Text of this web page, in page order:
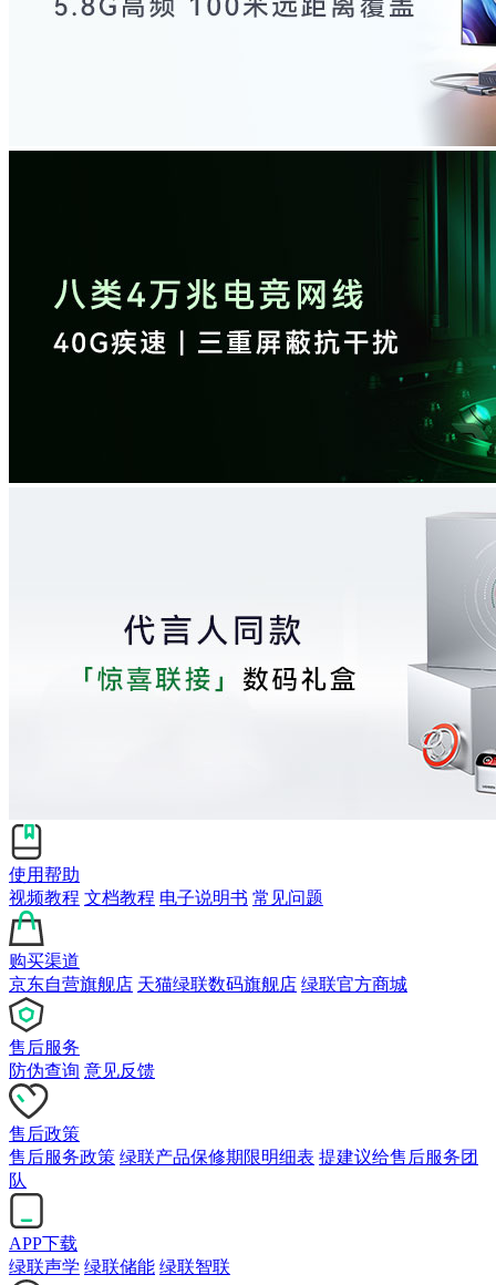
使用帮助
视频教程 文档教程 电子说明书 常见问题
购买渠道
京东自营旗舰店 天猫绿联数码旗舰店 绿联官方商城
售后服务
防伪查询 意见反馈
售后政策
售后服务政策 绿联产品保修期限明细表 提建议给售后服务团
队
APP下载
绿联声学 绿联储能 绿联智联